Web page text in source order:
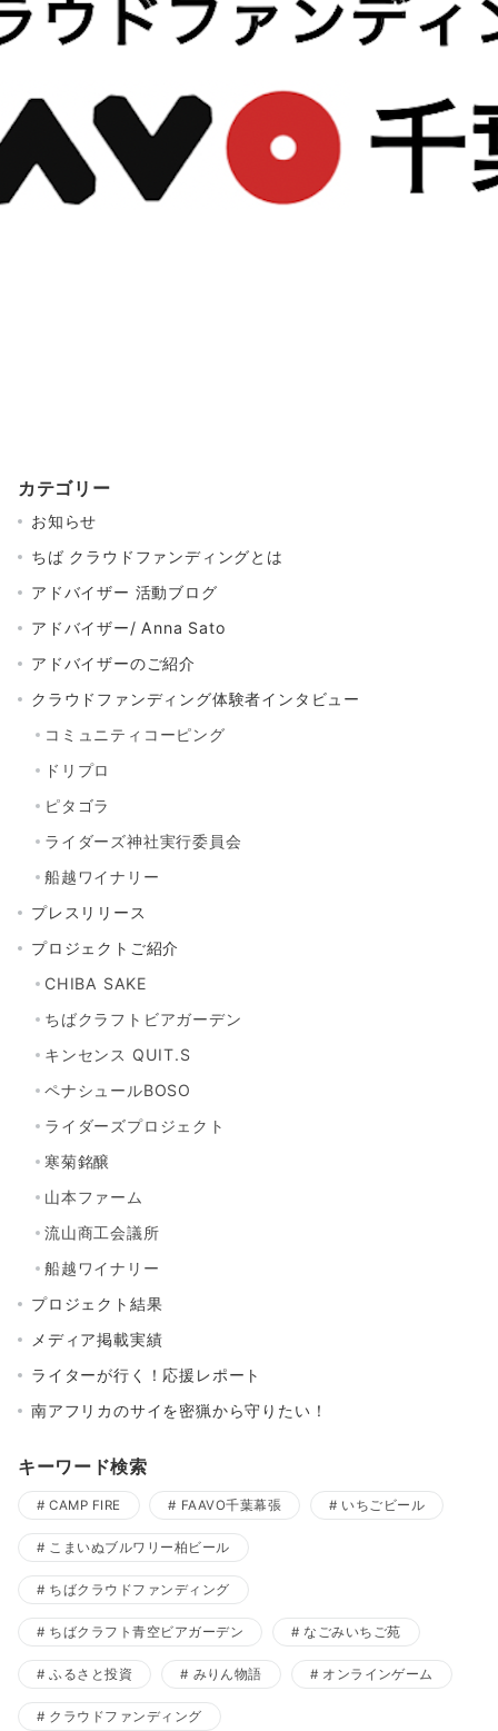
Menu
blog0216
2020年2月16日
広報・PR 石井貴美子
カテゴリー
お知らせ
ちば クラウドファンディングとは
アドバイザー 活動ブログ
アドバイザー/ Anna Sato
アドバイザーのご紹介
クラウドファンディング体験者インタビュー
コミュニティコーピング
ドリプロ
ピタゴラ
ライダーズ神社実行委員会
船越ワイナリー
プレスリリース
プロジェクトご紹介
CHIBA SAKE
ちばクラフトビアガーデン
キンセンス QUIT.S
ペナシュールBOSO
ライダーズプロジェクト
寒菊銘醸
山本ファーム
流山商工会議所
船越ワイナリー
プロジェクト結果
メディア掲載実績
ライターが行く！応援レポート
南アフリカのサイを密猟から守りたい！
キーワード検索
CAMP FIRE FAAVO千葉幕張 いちごビール
こまいぬブルワリー柏ビール
ちばクラウドファンディング
ちばクラフト青空ビアガーデン なごみいちご苑
ふるさと投資 みりん物語 オンラインゲーム
クラウドファンディング